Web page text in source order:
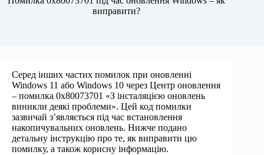
виправити?
Серед інших частих помилок при оновленні
Windows 11 або Windows 10 через Центр оновлення
– помилка 0x80073701 «З інсталяцією оновлень
виникли деякі проблеми». Цей код помилки
зазвичай з’являється під час встановлення
накопичувальних оновлень. Нижче подано
детальну інструкцію про те, як виправити цю
помилку, а також корисну інформацію.